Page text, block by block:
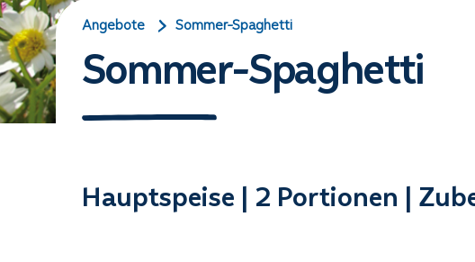
Angebote Sommer-Spaghetti
Sommer-Spaghetti
Hauptspeise | 2 Portionen |